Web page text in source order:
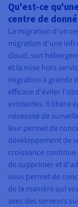
Qu'est-ce
centre de
La migration d'un
migration d'une
cloud, son
et la mise hors
migration à grande
efficace d'éviter
existantes. Il libère
nécessité de
leur permet de
développement de
croissance
de supprimer et
vous permet de
de la manière qui
avec des serveurs